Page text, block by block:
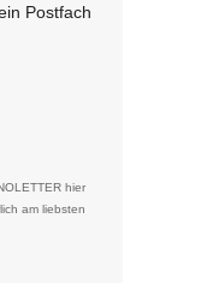
Postfach
hier
am liebsten